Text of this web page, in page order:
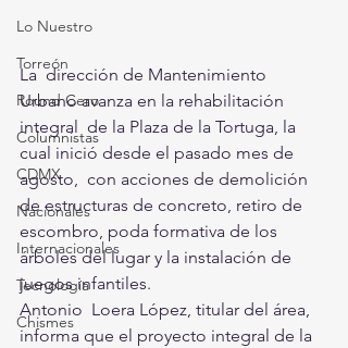
Lo Nuestro
Torreón
Round Cero
Columnistas
CDMX
Nacionales
Internacionales
Tecnología
Chismes
La  dirección de Mantenimiento
Urbano avanza en la rehabilitación
integral  de la Plaza de la Tortuga, la
cual inició desde el pasado mes de
agosto,  con acciones de demolición
de estructuras de concreto, retiro de
escombro, poda formativa de los
árboles del lugar y la instalación de
juegos infantiles.
Antonio  Loera López, titular del área,
informa que el proyecto integral de la